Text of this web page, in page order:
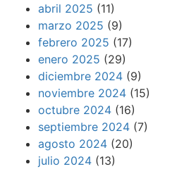
abril 2025 (11)
marzo 2025 (9)
febrero 2025 (17)
enero 2025 (29)
diciembre 2024 (9)
noviembre 2024 (15)
octubre 2024 (16)
septiembre 2024 (7)
agosto 2024 (20)
julio 2024 (13)